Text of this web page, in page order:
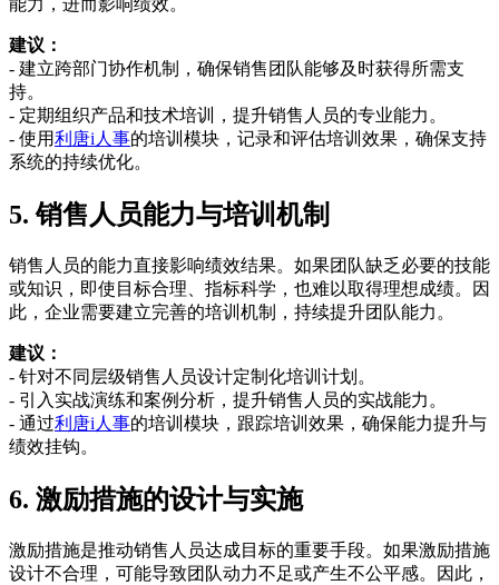
能力，进而影响绩效。
建议：
- 建立跨部门协作机制，确保销售团队能够及时获得所需支
持。
- 定期组织产品和技术培训，提升销售人员的专业能力。
- 使用利唐i人事的培训模块，记录和评估培训效果，确保支持
系统的持续优化。
5. 销售人员能力与培训机制
销售人员的能力直接影响绩效结果。如果团队缺乏必要的技能
或知识，即使目标合理、指标科学，也难以取得理想成绩。因
此，企业需要建立完善的培训机制，持续提升团队能力。
建议：
- 针对不同层级销售人员设计定制化培训计划。
- 引入实战演练和案例分析，提升销售人员的实战能力。
- 通过利唐i人事的培训模块，跟踪培训效果，确保能力提升与
绩效挂钩。
6. 激励措施的设计与实施
激励措施是推动销售人员达成目标的重要手段。如果激励措施
设计不合理，可能导致团队动力不足或产生不公平感。因此，